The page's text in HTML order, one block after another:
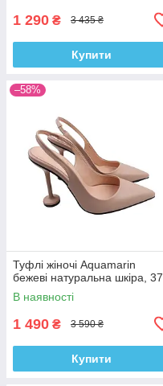
1 290 ₴ 3 435 ₴
Купити
–58%
Туфлі жіночі Aquamarin
бежеві натуральна шкіра, 37
В наявності
1 490 ₴ 3 590 ₴
Купити